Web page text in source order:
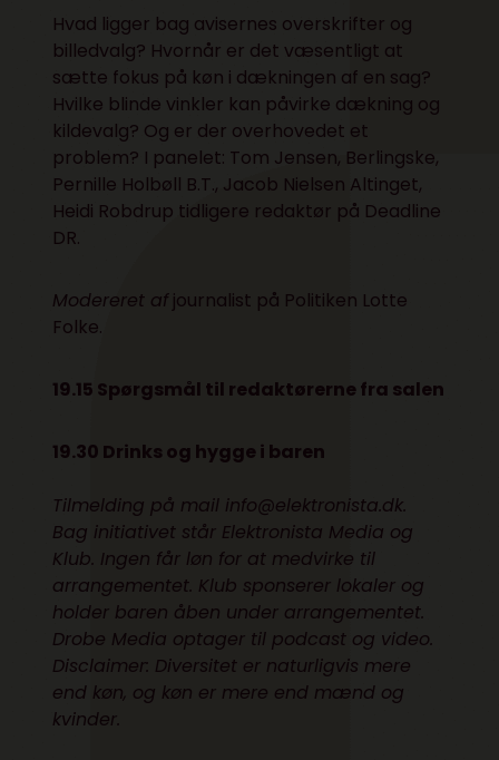
Hvad ligger bag avisernes overskrifter og
billedvalg? Hvornår er det væsentligt at
sætte fokus på køn i dækningen af en sag?
Hvilke blinde vinkler kan påvirke dækning og
kildevalg? Og er der overhovedet et
problem? I panelet: Tom Jensen, Berlingske,
Pernille Holbøll B.T., Jacob Nielsen Altinget,
Heidi Robdrup tidligere redaktør på Deadline
DR.
Modereret afjournalist på Politiken Lotte
Folke.
19.15 Spørgsmål til redaktørerne fra salen
19.30 Drinks og hygge i baren
Tilmelding på mail info@elektronista.dk.
Bag initiativet står Elektronista Media og
Klub. Ingen får løn for at medvirke til
arrangementet. Klub sponserer lokaler og
holder baren åben under arrangementet.
Drobe Media optager til podcast og video.
Disclaimer: Diversitet er naturligvis mere
end køn, og køn er mere end mænd og
kvinder.